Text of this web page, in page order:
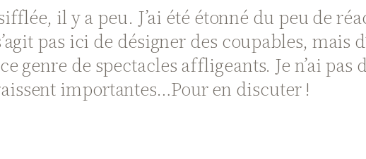
il y a peu. J’ai été étonné du peu de
pas ici de désigner des coupables, mais
genre de spectacles affligeants. Je n’ai
importantes…Pour en discuter !